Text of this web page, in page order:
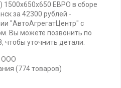
1500х650х650 ЕВРО в сборе
за 42300 рублей -
"АвтоАгрегатЦентр" с
Вы можете позвонить по
чтобы уточнить детали.
ООО
(774 товаров)